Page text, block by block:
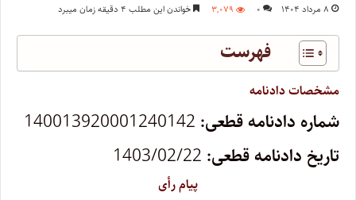
۸ مرداد ۱۴۰۴ ۰ ۳,۰۷۹ خواندن این مطلب ۴ دقیقه زمان میبرد
فهرست
مشخصات دادنامه
شماره دادنامه قطعی:
تاریخ دادنامه قطعی:
پیام رأی